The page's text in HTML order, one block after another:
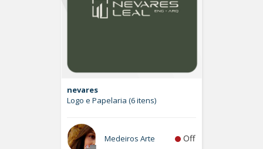
nevares
Logo e Papelaria (6 itens)
Medeiros Arte Off